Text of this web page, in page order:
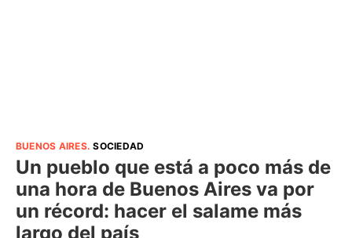
BUENOS AIRES.SOCIEDAD
Un pueblo que está a poco más de
una hora de Buenos Aires va por
un récord: hacer el salame más
largo del país